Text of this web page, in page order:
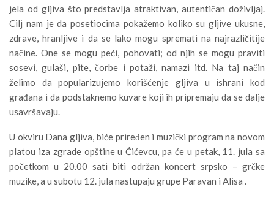
jela od gljiva što predstavlja atraktivan, autentičan doživljaj.
Cilj nam je da posetiocima pokažemo koliko su gljive ukusne,
zdrave, hranljive i da se lako mogu spremati na najrazličitije
načine. One se mogu peći, pohovati; od njih se mogu praviti
sosevi, gulaši, pite, čorbe i potaži, namazi itd. Na taj način
želimo da popularizujemo korišćenje gljiva u ishrani kod
građana i da podstaknemo kuvare koji ih pripremaju da se dalje
usavršavaju.
U okviru Dana gljiva, biće priređen i muzički program na novom
platou iza zgrade opštine u Ćićevcu, pa će u petak, 11. jula sa
početkom u 20.00 sati biti održan koncert srpsko – grčke
muzike, a u subotu 12. jula nastupaju grupe Paravan i Alisa .